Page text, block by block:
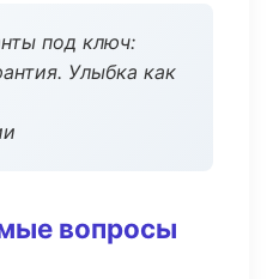
под ключ:
Улыбка как
вопросы